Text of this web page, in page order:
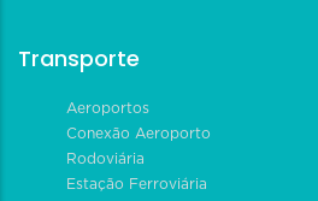
Transporte
Aeroportos
Conexão Aeroporto
Rodoviária
Estação Ferroviária